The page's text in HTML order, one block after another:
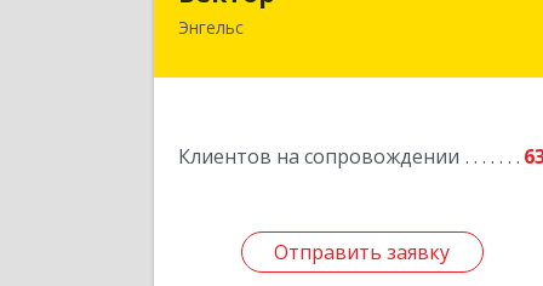
Энгельс
Клиентов на сопровождении
Отправить заявку
413107, Саратовская обл, Энгельс г,
Отправить заявку